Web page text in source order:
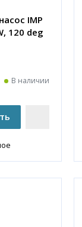
IMP
120 deg
В наличии